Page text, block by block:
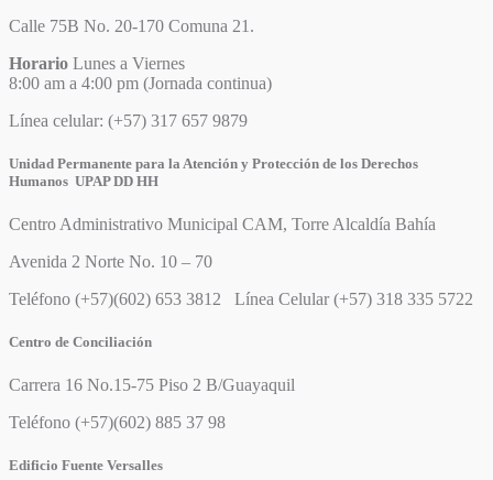
Calle 75B No. 20-170 Comuna 21.
Horario Lunes a Viernes
8:00 am a 4:00 pm (Jornada continua)
Línea celular: (+57) 317 657 9879
Unidad Permanente para la Atención y Protección de los Derechos
Humanos UPAP DD HH
Centro Administrativo Municipal CAM, Torre Alcaldía Bahía
Avenida 2 Norte No. 10 – 70
Teléfono (+57)(602) 653 3812 Línea Celular (+57) 318 335 5722
Centro de Conciliación
Carrera 16 No.15-75 Piso 2 B/Guayaquil
Teléfono (+57)(602) 885 37 98
Edificio Fuente Versalles